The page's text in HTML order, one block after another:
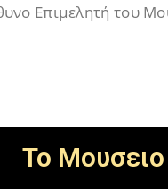
Επιμελητή του
To Μουσειο